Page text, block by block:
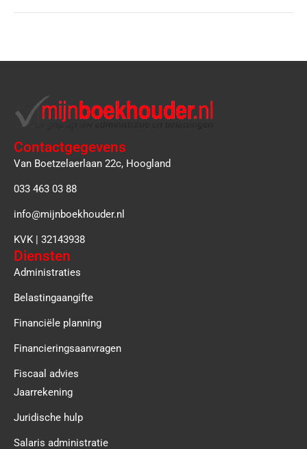
Contactgegevens
Van Boetzelaerlaan 22c, Hoogland
033 463 03 88
info@mijnboekhouder.nl
KVK | 32143938
Diensten
Administraties
Belastingaangifte
Financiële planning
Financieringsaanvragen
Fiscaal advies
Jaarrekening
Juridische hulp
Salaris administratie